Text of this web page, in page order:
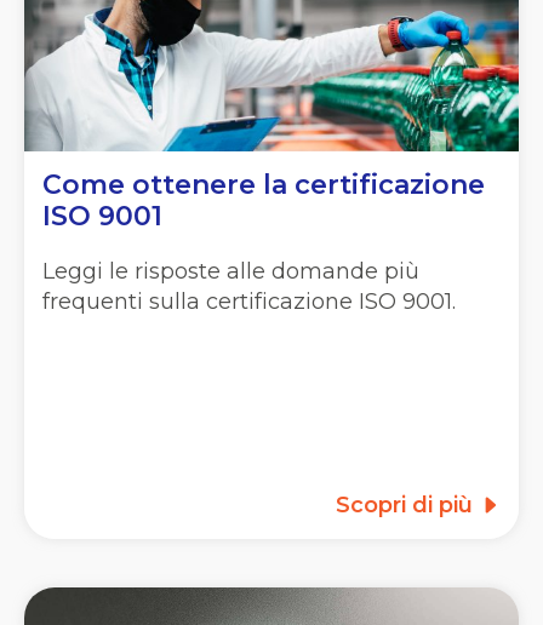
Come ottenere la certificazione
ISO 9001
Leggi le risposte alle domande più
frequenti sulla certificazione ISO 9001.
Scopri di più